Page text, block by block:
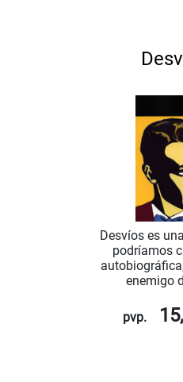
Desvíos es
podríamos
enemigo
pvp.